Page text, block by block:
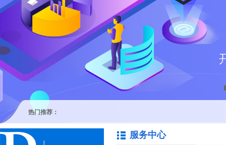
热门推荐：
服务中心